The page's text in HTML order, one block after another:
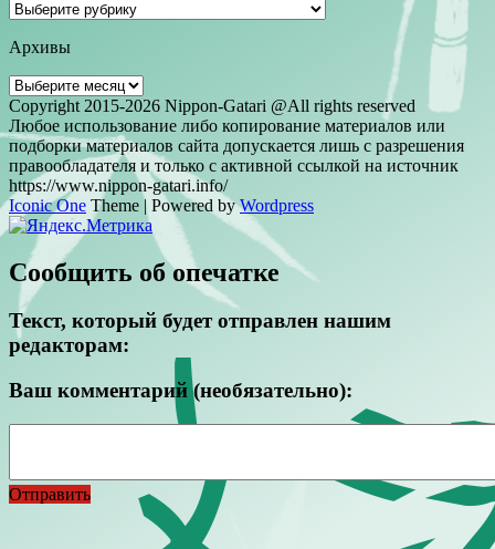
Рубрики
Архивы
Архивы
Copyright 2015-2026 Nippon-Gatari @All rights reserved
Любое использование либо копирование материалов или
подборки материалов сайта допускается лишь с разрешения
правообладателя и только с активной ссылкой на источник
https://www.nippon-gatari.info/
Iconic One Theme | Powered byWordpress
Сообщить об опечатке
Текст, который будет отправлен нашим
редакторам:
Ваш комментарий (необязательно):
Отправить